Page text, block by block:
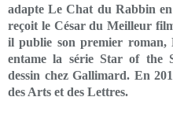
adapte Le Chat du Rabbin
reçoit le César du Meilleur
il publie son premier roman,
entame la série Star of the
dessin chez Gallimard. En
des Arts et des Lettres.